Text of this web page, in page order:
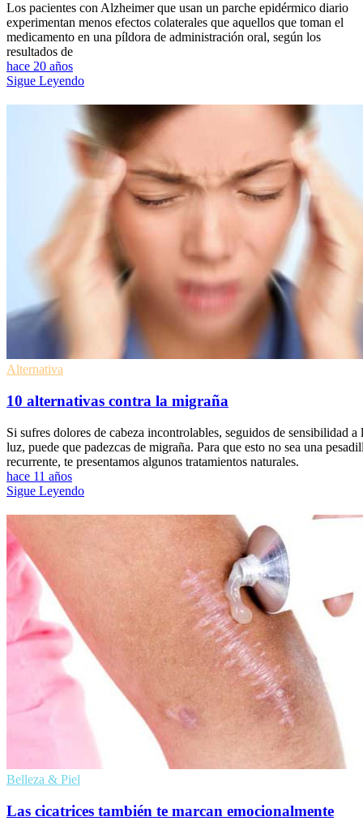
Los pacientes con Alzheimer que usan un parche epidérmico diario
experimentan menos efectos colaterales que aquellos que toman el
medicamento en una píldora de administración oral, según los
resultados de
hace 20 años
Sigue Leyendo
Alternativa
10 alternativas contra la migraña
Si sufres dolores de cabeza incontrolables, seguidos de sensibilidad a
luz, puede que padezcas de migraña. Para que esto no sea una
recurrente, te presentamos algunos tratamientos naturales.
hace 11 años
Sigue Leyendo
Belleza & Piel
Las cicatrices también te marcan emocionalmente